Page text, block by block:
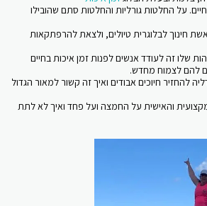
על החלטות גורליות והחלטות סתם שהובילו
חינוך לבלוגרית טיולים, ולצאת להרפתקאות
שלו זה לעודד אנשים לפנות זמן איכות בחיים
להם לצמוח מחדש.
להחזיר חיוכים אבודים ואיך זה קשור למאור הגדול
והאישית על החמצה ועל פחד ואיך לא לתת